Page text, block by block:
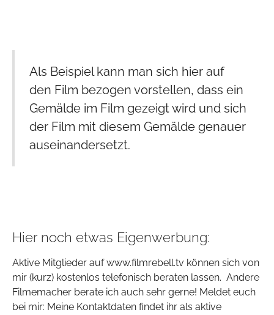
Als Beispiel kann man sich hier auf
den Film bezogen vorstellen, dass ein
Gemälde im Film gezeigt wird und sich
der Film mit diesem Gemälde genauer
auseinandersetzt.
Hier noch etwas Eigenwerbung:
Aktive Mitglieder auf www.filmrebell.tv können sich von
mir (kurz) kostenlos telefonisch beraten lassen. Andere
Filmemacher berate ich auch sehr gerne! Meldet euch
bei mir: Meine Kontaktdaten findet ihr als aktive